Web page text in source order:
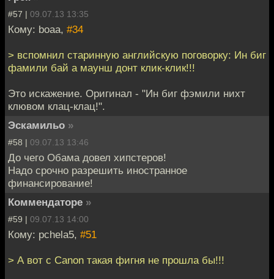
#57 | 09.07.13 13:35
Кому: boaa, #34
> вспомнил старинную английскую поговорку: Ин биг
фамили бай а маунш донт клик-клик!!!
Это искажение. Оригинал - "Ин биг фэмили нихт
клювом клац-клац!".
Эскамильо »
#58 | 09.07.13 13:46
До чего Обама довел хипстеров!
Надо срочно разрешить иностранное
финансирование!
Коммендаторе »
#59 | 09.07.13 14:00
Кому: pchela5, #51
> А вот с Canon такая фигня не прошла бы!!!